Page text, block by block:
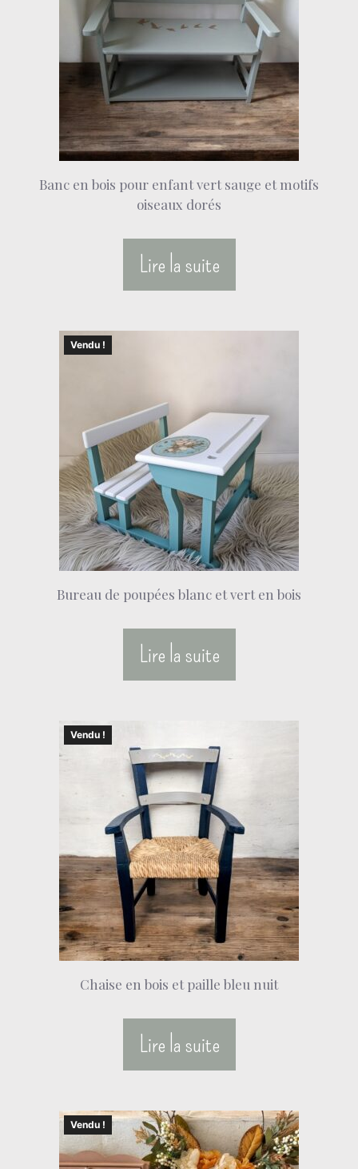
Banc en bois pour enfant vert sauge et motifs
oiseaux dorés
Lire la suite
Vendu !
Bureau de poupées blanc et vert en bois
Lire la suite
Vendu !
Chaise en bois et paille bleu nuit
Lire la suite
Vendu !